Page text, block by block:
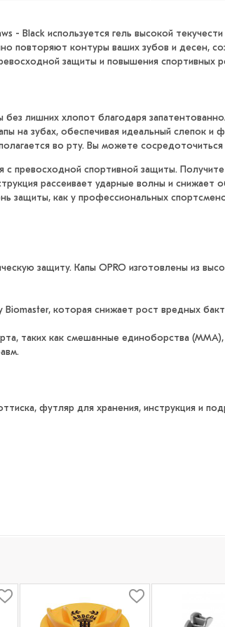
- Black используется гель высокой
повторяют контуры ваших зубов и десен,
защиты и повышения спортивных
лишних хлопот благодаря
на зубах, обеспечивая идеальный слепок и
во рту. Вы можете
превосходной спортивной защиты.
рассеивает ударные волны и снижает
защиты, как у профессиональных
защиту. Капы OPRO изготовлены из
которая снижает рост вредных
таких как смешанные единоборства
футляр для хранения, инструкция и